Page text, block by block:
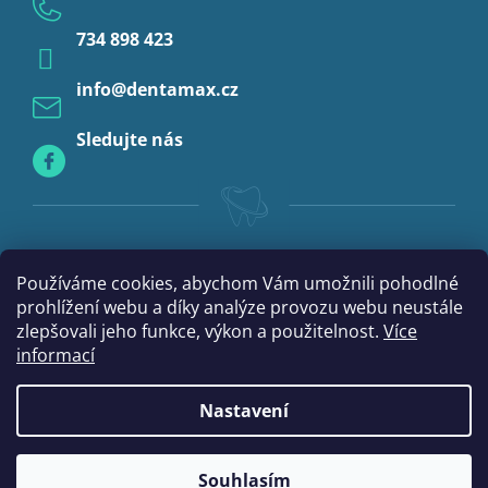
Používáme cookies, abychom Vám umožnili pohodlné
prohlížení webu a díky analýze provozu webu neustále
zlepšovali jeho funkce, výkon a použitelnost. Více
informací
Nastavení
Souhlasím
Anestezie
Profylaxe
info@dentamax.cz
734 898 423
Sledujte nás
Vytvořil Shoptet
DentaMax.cz. Všechna práva vyhrazena.